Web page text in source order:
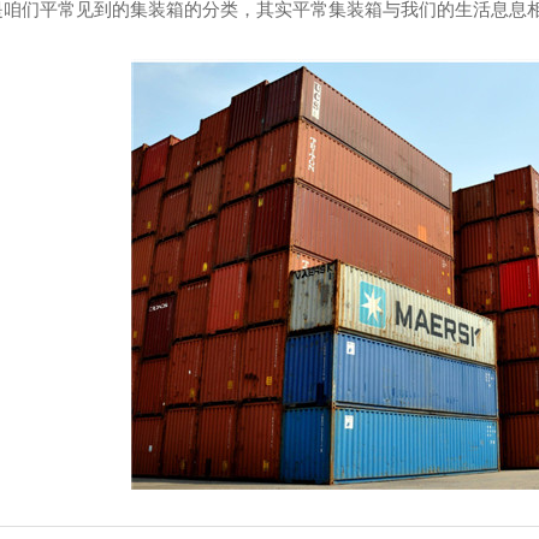
咱们平常见到的集装箱的分类，其实平常集装箱与我们的生活息息